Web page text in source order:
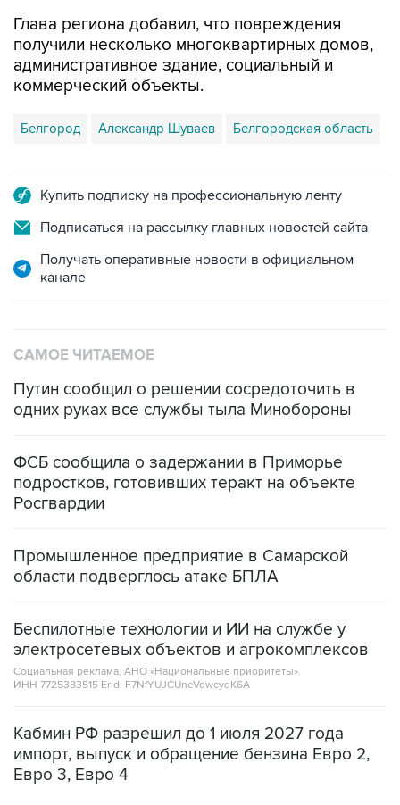
Глава региона добавил, что повреждения
получили несколько многоквартирных домов,
административное здание, социальный и
коммерческий объекты.
Белгород Александр Шуваев Белгородская область
Купить подписку на профессиональную ленту
Подписаться на рассылку главных новостей сайта
Получать оперативные новости в официальном
канале
САМОЕ ЧИТАЕМОЕ
Путин сообщил о решении сосредоточить в
одних руках все службы тыла Минобороны
ФСБ сообщила о задержании в Приморье
подростков, готовивших теракт на объекте
Росгвардии
Промышленное предприятие в Самарской
области подверглось атаке БПЛА
Беспилотные технологии и ИИ на службе у
электросетевых объектов и агрокомплексов
Социальная реклама, АНО «Национальные приоритеты».
ИНН 7725383515 Erid: F7NfYUJCUneVdwcydK6A
Кабмин РФ разрешил до 1 июля 2027 года
импорт, выпуск и обращение бензина Евро 2,
Евро 3, Евро 4